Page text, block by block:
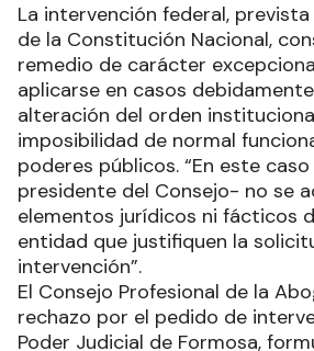
La intervención federal,
de la Constitución Nacional,
remedio de carácter
aplicarse en casos
alteración del orden
imposibilidad de normal
poderes públicos. “En este
presidente del Consejo- no se
elementos jurídicos ni fácticos
entidad que justifiquen la
intervención”.
El Consejo Profesional de la
rechazo por el pedido de
Poder Judicial de Formosa,